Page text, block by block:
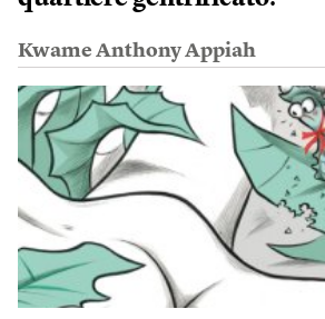
Kwame Anthony Appiah